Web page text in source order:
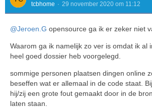
tcbhome 29 november 2020 om 11:12
@Jeroen.G opensource ga ik er zeker niet
Waarom ga ik namelijk zo ver is omdat ik al
heel goed dossier heb voorgelegd.
sommige personen plaatsen dingen online
beseffen wat er allemaal in de code staat.
hij/zij een grote fout gemaakt door in de
laten staan.